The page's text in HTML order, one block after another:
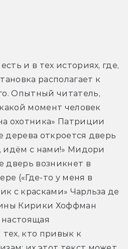
и в тех историях, где,
располагает к
Опытный читатель,
момент человек
охотника» Патриции
дерева откроется дверь
идём с нами!» Мидори
дверь возникнет в
(«Где-то у меня в
с красками» Чарльза де
Кирики Хоффман
кто привык к